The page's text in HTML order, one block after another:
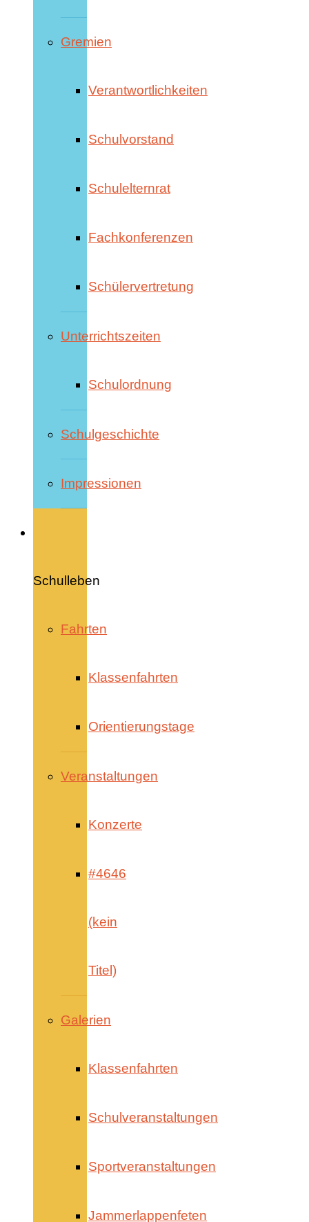
Gremien
Verantwortlichkeiten
Schulvorstand
Schulelternrat
Fachkonferenzen
Schülervertretung
Unterrichtszeiten
Schulordnung
Schulgeschichte
Impressionen
Schulleben
Fahrten
Klassenfahrten
Orientierungstage
Veranstaltungen
Konzerte
#4646
(kein
Titel)
Galerien
Klassenfahrten
Schulveranstaltungen
Sportveranstaltungen
Jammerlappenfeten